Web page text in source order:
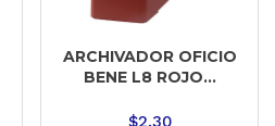
ARCHIVADOR OFICIO
BENE L8 ROJO...
$2.30